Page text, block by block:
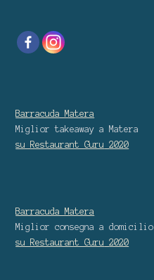
Barracuda Matera
Miglior takeaway a Matera
su Restaurant Guru
2020
Barracuda Matera
Miglior consegna a domicilio
su Restaurant Guru
2020